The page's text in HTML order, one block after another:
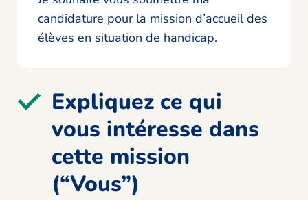
candidature pour la mission d’accueil des
élèves en situation de handicap.
Expliquez ce qui
vous intéresse dans
cette mission
(“Vous”)